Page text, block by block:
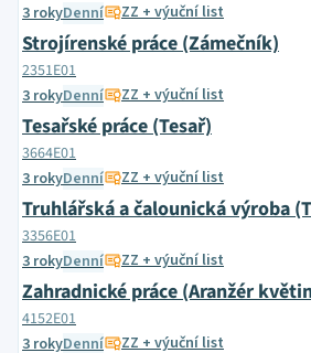
3 rokyDenní ZZ + výuční list
Strojírenské práce (Zámečník)
2351E01
3 rokyDenní ZZ + výuční list
Tesařské práce (Tesař)
3664E01
3 rokyDenní ZZ + výuční list
Truhlářská a čalounická výroba
3356E01
3 rokyDenní ZZ + výuční list
Zahradnické práce (Aranžér
4152E01
3 rokyDenní ZZ + výuční list